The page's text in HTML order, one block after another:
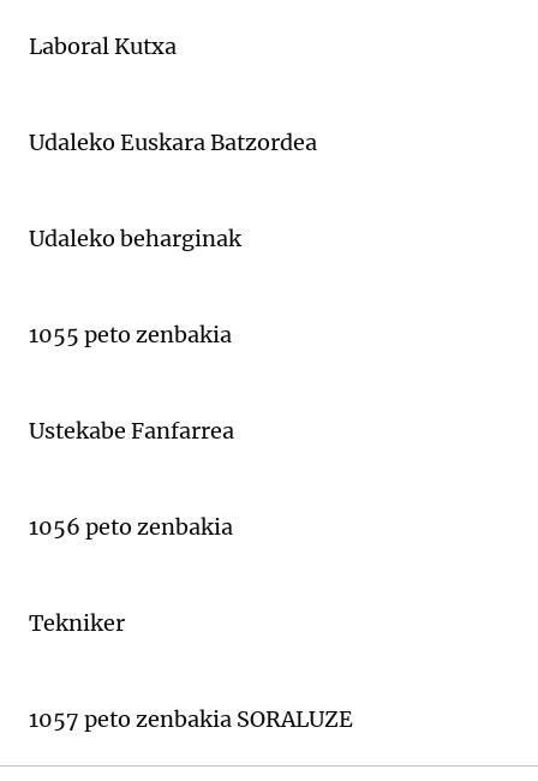
Laboral Kutxa
Udaleko Euskara Batzordea
Udaleko beharginak
1055 peto zenbakia
Ustekabe Fanfarrea
1056 peto zenbakia
Tekniker
1057 peto zenbakia SORALUZE